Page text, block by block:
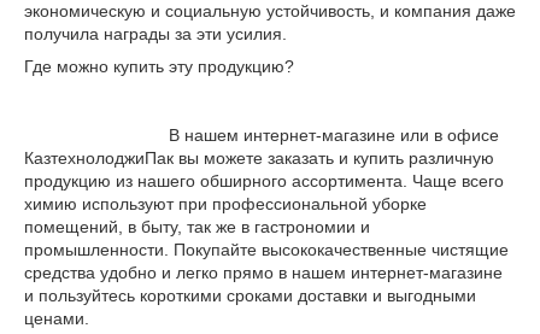
экономическую и социальную устойчивость, и компания даже
получила награды за эти усилия.
Где можно купить эту продукцию?
В нашем интернет-магазине или в офисе
КазтехнолоджиПак вы можете заказать и купить различную
продукцию из нашего обширного ассортимента. Чаще всего
химию используют при профессиональной уборке
помещений, в быту, так же в гастрономии и
промышленности. Покупайте высококачественные чистящие
средства удобно и легко прямо в нашем интернет-магазине
и пользуйтесь короткими сроками доставки и выгодными
ценами.